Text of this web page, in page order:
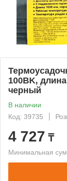
100BK,
черный
В наличии
Код: 39735
4 727 ₸
Минимальная